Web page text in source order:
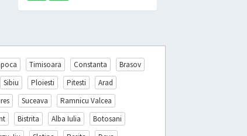
Timisoara Constanta
Brasov
Sibiu Ploiesti Pitesti
Arad
Suceava
Ramnicu Valcea
Bistrita Alba Iulia
Botosani